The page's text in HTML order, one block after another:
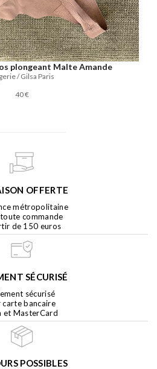
plongeant Malte Amande
/ Gilsa Paris
40 €
OFFERTE
métropolitaine
commande
de 150 euros
SÉCURISÉ
sécurisé
carte bancaire
et MasterCard
POSSIBLES